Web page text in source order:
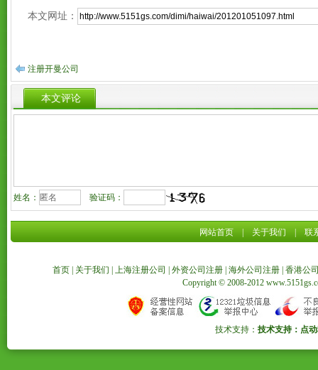
本文网址：
注册开曼公司
本文评论
姓名： 验证码：
网站首页 关于我们 联
首页 关于我们 上海注册公司 外资公司注册 海外公司注册 香港公
Copyright © 2008-2012
技术支持： 技术支持：点